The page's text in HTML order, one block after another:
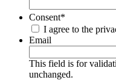
Consent*
I agree to the
Email
This field is for
unchanged.